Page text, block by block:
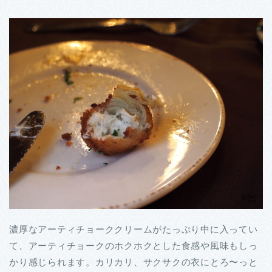
濃厚なアーティチョーククリームがたっぷり中に入ってい
て、アーティチョークのホクホクとした食感や風味もしっ
かり感じられます。カリカリ、サクサクの衣にとろ〜っと